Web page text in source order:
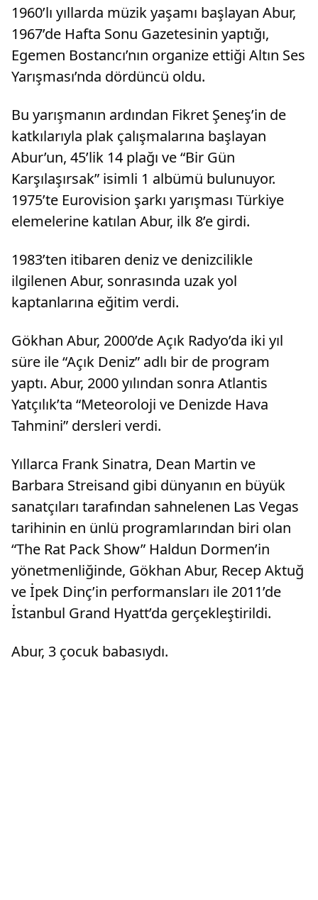
1960’lı yıllarda müzik yaşamı başlayan Abur,
1967’de Hafta Sonu Gazetesinin yaptığı,
Egemen Bostancı’nın organize ettiği Altın Ses
Yarışması’nda dördüncü oldu.
Bu yarışmanın ardından Fikret Şeneş’in de
katkılarıyla plak çalışmalarına başlayan
Abur’un, 45’lik 14 plağı ve “Bir Gün
Karşılaşırsak” isimli 1 albümü bulunuyor.
1975’te Eurovision şarkı yarışması Türkiye
elemelerine katılan Abur, ilk 8’e girdi.
1983’ten itibaren deniz ve denizcilikle
ilgilenen Abur, sonrasında uzak yol
kaptanlarına eğitim verdi.
Gökhan Abur, 2000’de Açık Radyo’da iki yıl
süre ile “Açık Deniz” adlı bir de program
yaptı. Abur, 2000 yılından sonra Atlantis
Yatçılık’ta “Meteoroloji ve Denizde Hava
Tahmini” dersleri verdi.
Yıllarca Frank Sinatra, Dean Martin ve
Barbara Streisand gibi dünyanın en büyük
sanatçıları tarafından sahnelenen Las Vegas
tarihinin en ünlü programlarından biri olan
“The Rat Pack Show” Haldun Dormen’in
yönetmenliğinde, Gökhan Abur, Recep Aktuğ
ve İpek Dinç’in performansları ile 2011’de
İstanbul Grand Hyatt’da gerçekleştirildi.
Abur, 3 çocuk babasıydı.